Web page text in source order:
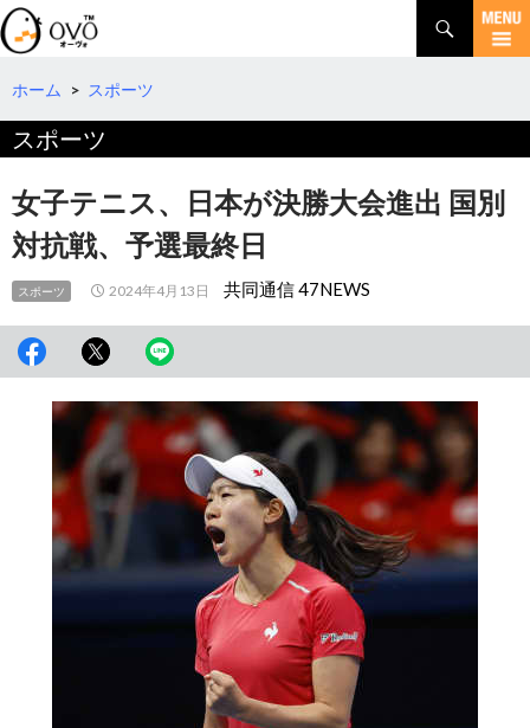
検
索
コ
テ
へ
動
ホーム > スポーツ
スポーツ
女子テニス、日本が決勝大会進出 国別
対抗戦、予選最終日
スポーツ 2024年4月13日 共同通信 47NEWS